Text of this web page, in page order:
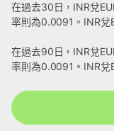
在過去30日，INR兌
率則為0.0091。INR兌
在過去90日，INR兌
率則為0.0091。INR兌